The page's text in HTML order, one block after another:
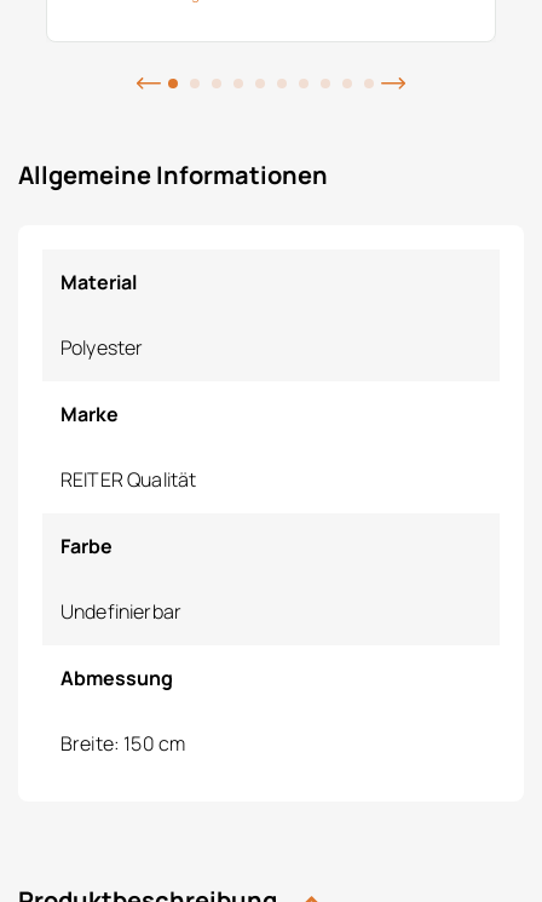
Allgemeine Informationen
Material
Polyester
Marke
REITER Qualität
Farbe
Undefinierbar
Abmessung
Breite: 150 cm